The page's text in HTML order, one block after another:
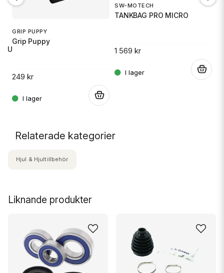
RU
GRIP PUPPY
Grip Puppy
249 kr
SW-MOTECH
TANKBAG PRO MICRO
1 569 kr
Liknande produkter
Relaterade kategorier
Hjul & Hjultillbehör